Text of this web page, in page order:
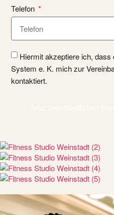
Telefon
Hiermit akzeptiere ich,
System e. K. mich zur
kontaktiert.